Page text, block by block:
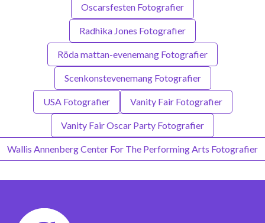
Oscarsfesten Fotografier
Radhika Jones Fotografier
Röda mattan-evenemang Fotografier
Scenkonstevenemang Fotografier
USA Fotografier Vanity Fair Fotografier
Vanity Fair Oscar Party Fotografier
Wallis Annenberg Center For The Performing Arts Fotografier